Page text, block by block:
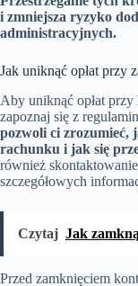
i zmniejsza ryzyko
administracyjnych.
Jak uniknąć opłat przy
Aby uniknąć opłat
zapoznaj się z
pozwoli ci zrozumieć,
rachunku i jak się
również
szczegółowych
Czytaj Jak
Przed zamknięciem